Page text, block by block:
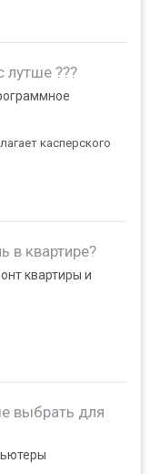
лутше ???
касперского
в квартире?
квартиры и
выбрать для